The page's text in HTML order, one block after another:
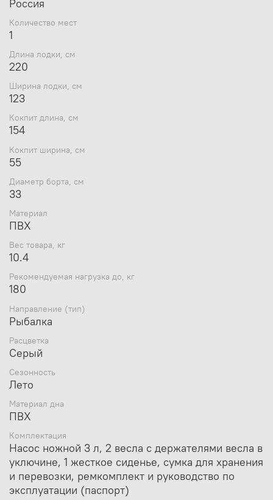
Бренд
Страна бренда
Материал
Страна
производитель
Длина, см
Ширина, см
производителя,
месяцев
Рекомендуемая
нагрузка до, кг
180
мест
1
Материал дна
Кокпит длина,
см
154
см
55
Чехол
Вес товара, кг
Размер в
Тип дна
Количество
воздушных
отсеков
Тип сидений
Рабочее
давление в
баллоне
0,2 кгс/см2
Диаметр борта,
см
33
Россия
Количество мест
1
Длина лодки, см
220
Ширина лодки, см
123
Кокпит длина, см
154
Кокпит ширина, см
55
Диаметр борта, см
33
Материал
ПВХ
Вес товара, кг
10.4
Рекомендуемая нагрузка до, кг
180
Направление (тип)
Рыбалка
Расцветка
Серый
Сезонность
Лето
Материал дна
ПВХ
Комплектация
Насос ножной 3 л, 2 весла с держателями весла в
уключине, 1 жесткое сиденье, сумка для хранения
и перевозки, ремкомплект и руководство по
эксплуатации (паспорт)